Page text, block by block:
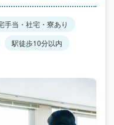
手当・社宅・寮あり
駅徒歩10分以内